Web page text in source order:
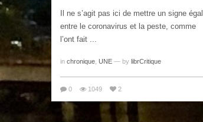
Il ne s’agit pas ici de mettre un signe égal
entre le coronavirus et la peste, comme
l’ont fait ...
in chronique UNE — by librCritique
0 1049 2